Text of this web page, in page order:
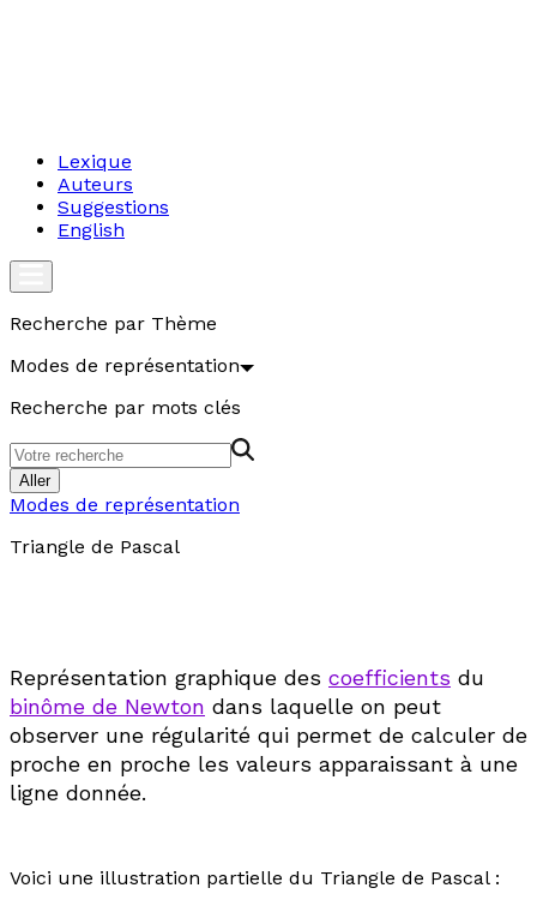
Lexique
Auteurs
Suggestions
English
Recherche par Thème
Modes de représentation
Recherche par mots clés
Aller
Modes de représentation
Triangle de Pascal
Représentation graphique des coefficients du
binôme de Newton dans laquelle on peut
observer une régularité qui permet de calculer de
proche en proche les valeurs apparaissant à une
ligne donnée.
Voici une illustration partielle du Triangle de Pascal :